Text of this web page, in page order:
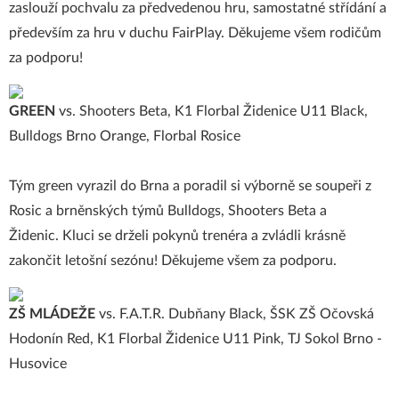
zaslouží pochvalu za předvedenou hru, samostatné střídání a
především za hru v duchu FairPlay. Děkujeme všem rodičům
za podporu!
GREEN vs. Shooters Beta, K1 Florbal Židenice U11 Black,
Bulldogs Brno Orange, Florbal Rosice
Tým green vyrazil do Brna a poradil si výborně se soupeři z
Rosic a brněnských týmů Bulldogs, Shooters Beta a
Židenic. Kluci se drželi pokynů trenéra a zvládli krásně
zakončit letošní sezónu! Děkujeme všem za podporu.
ZŠ MLÁDEŽE vs. F.A.T.R. Dubňany Black, ŠSK ZŠ Očovská
Hodonín Red, K1 Florbal Židenice U11 Pink, TJ Sokol Brno -
Husovice